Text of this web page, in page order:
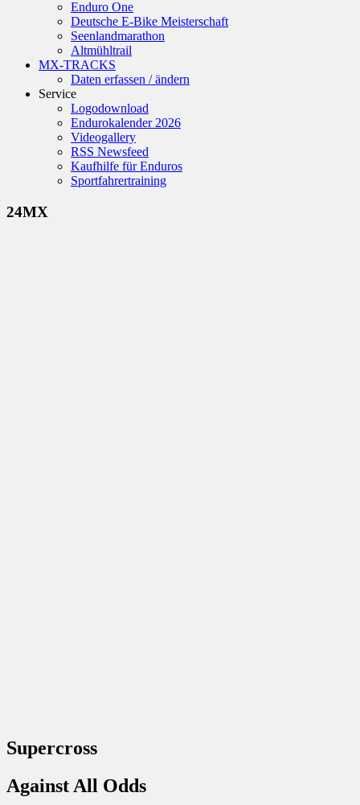
Enduro One
Deutsche E-Bike Meisterschaft
Seenlandmarathon
Altmühltrail
MX-TRACKS
Daten erfassen / ändern
Service
Logodownload
Endurokalender 2026
Videogallery
RSS Newsfeed
Kaufhilfe für Enduros
Sportfahrertraining
24MX
Supercross
Against All Odds